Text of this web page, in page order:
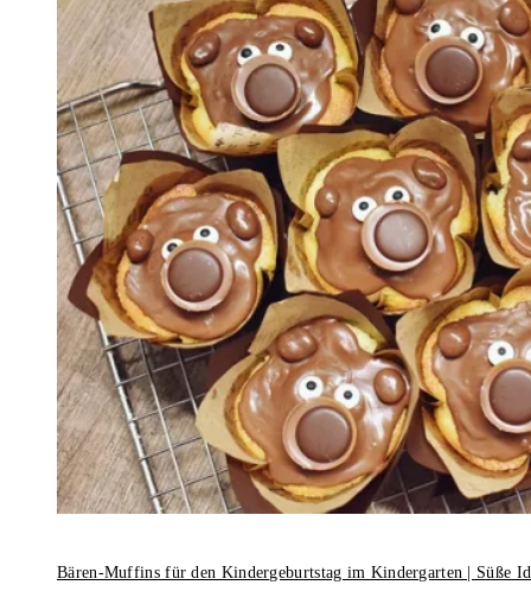
Bären-Muffins für den Kindergeburtstag im Kindergarten | Süße